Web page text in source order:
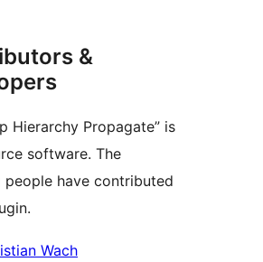
&
Hierarchy Propagate” is
software. The
have contributed
Wach